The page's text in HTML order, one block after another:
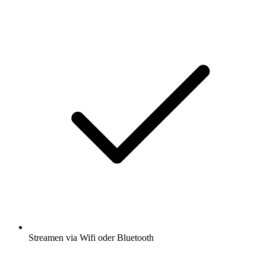
Streamen via Wifi oder Bluetooth